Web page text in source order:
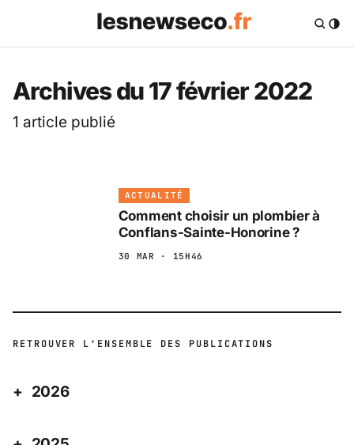
Les News Eco .fr —
Archives du 17 février 2022
1 article publié
ACTUALITÉ
Comment choisir un plombier à
Conflans-Sainte-Honorine ?
30 MAR · 15H46
RETROUVER L'ENSEMBLE DES PUBLICATIONS
2026